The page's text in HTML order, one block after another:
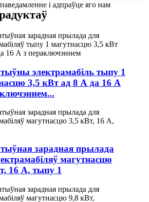
і адпраўце яго нам
электрамабіль тыпу 1
3,5 кВт ад 8 А да 16 А
зарадная прылада
магутнасцю
16 А, тыпу 1